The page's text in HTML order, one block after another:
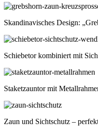
Skandinavisches Design:
Schiebetor kombiniert mit
Staketzauntor mit
Zaun und Sichtschutz –